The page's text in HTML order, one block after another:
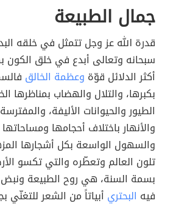
جمال الطبيعة
قدرة الله عز وجل تتمثل في خلقه
سبحانه وتعالى أبدع في خلق الكون
أكثر الدلائل قوّة وعظمة الخالق
بكبرها، والتلال والهضاب بمناظرها
الطيور والحيوانات الأليفة،
والأنهار باختلاف أحجامها
والسهول الواسعة بكل أشجارها
تلون العالم وتعطّره والتي تكسو
بسمة السنة، هي روح الطبيعة ونبض
فيه البحتري أبياتاً من الشعر